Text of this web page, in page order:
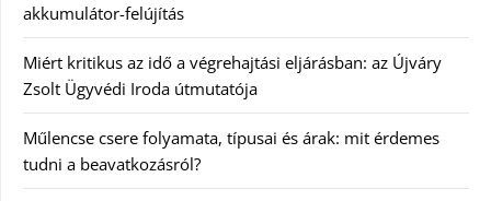
akkumulátor-felújítás
Miért kritikus az idő a végrehajtási eljárásban: az Újváry
Zsolt Ügyvédi Iroda útmutatója
Műlencse csere folyamata, típusai és árak: mit érdemes
tudni a beavatkozásról?